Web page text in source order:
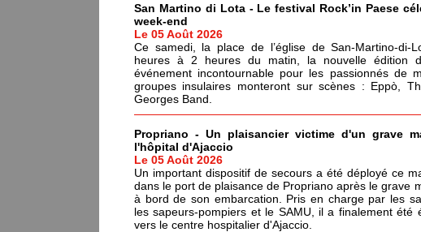
San Martino di Lota - Le festival Rock’in Paese
week-end
Le 05 Août 2026
Ce samedi, la place de l’église de San-Martino-di-
heures à 2 heures du matin, la nouvelle édition
événement incontournable pour les passionnés de
groupes insulaires monteront sur scènes : Eppò,
Georges Band.
Propriano - Un plaisancier victime d'un grave
l'hôpital d'Ajaccio
Le 05 Août 2026
Un important dispositif de secours a été déployé ce
dans le port de plaisance de Propriano après le grave
à bord de son embarcation. Pris en charge par les
les sapeurs-pompiers et le SAMU, il a finalement été
vers le centre hospitalier d'Ajaccio.